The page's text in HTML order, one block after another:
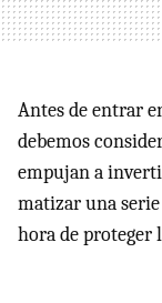
Antes de entrar
debemos
empujan a
matizar una serie
hora de proteger